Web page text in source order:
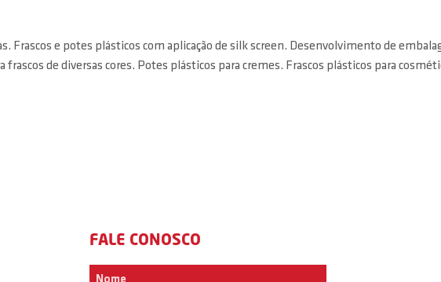
Frascos e potes plásticos com aplicação de silk screen. Desenvolvimento de
de diversas cores. Potes plásticos para cremes. Frascos plásticos para
FALE CONOSCO